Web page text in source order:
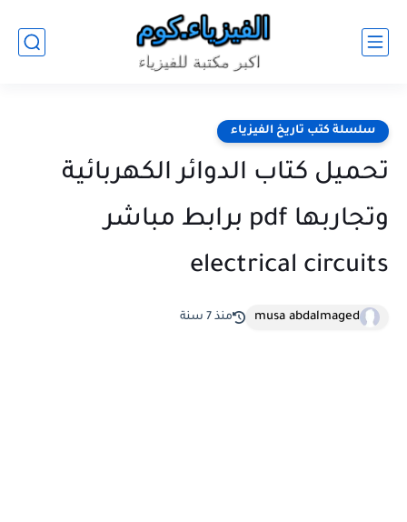
سلسلة كتب تاريخ الفيزياء
تحميل كتاب الدوائر الكهربائية
وتجاربها pdf برابط مباشر
electrical circuits
musa abdalmaged منذ 7 سنة